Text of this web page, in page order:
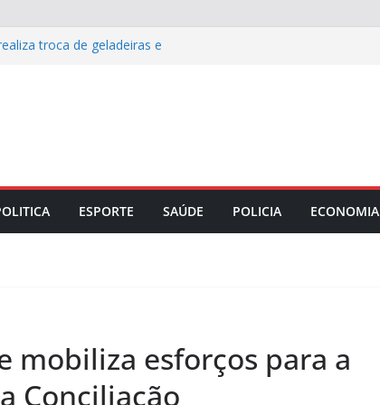
troca de geladeiras e
da mesa
aproximam universidade e
identidade maranhense renovam o
ESPORTE SAÚDE POLICIA ECONOMIA
mobiliza esforços para a
Conciliação